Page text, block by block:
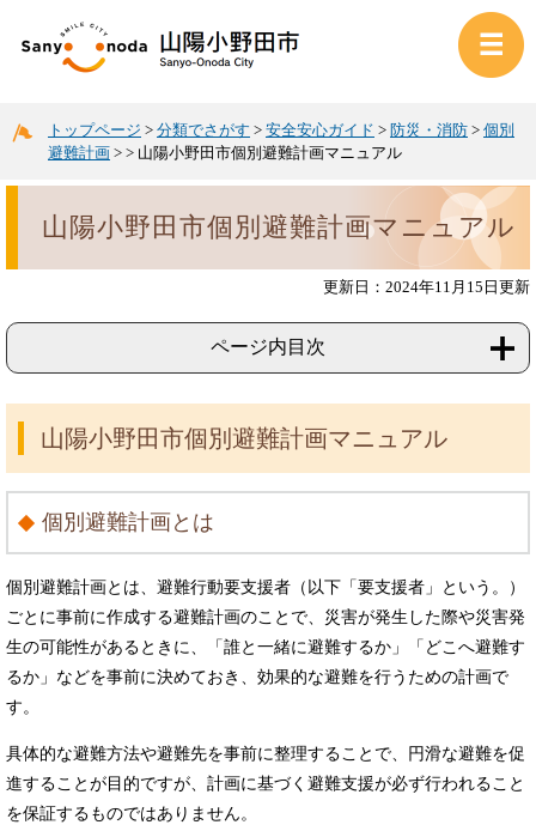
トップページ > 分類でさがす > 安全安心ガイド > 防災・消防 > 個別
避難計画 > > 山陽小野田市個別避難計画マニュアル
山陽小野田市個別避難計画マニュアル
更新日：2024年11月15日更新
ページ内目次
山陽小野田市個別避難計画マニュアル
個別避難計画とは
個別避難計画とは、避難行動要支援者（以下「要支援者」という。）
ごとに事前に作成する避難計画のことで、災害が発生した際や災害発
生の可能性があるときに、「誰と一緒に避難するか」「どこへ避難す
るか」などを事前に決めておき、効果的な避難を行うための計画で
す。
具体的な避難方法や避難先を事前に整理することで、円滑な避難を促
進することが目的ですが、計画に基づく避難支援が必ず行われること
を保証するものではありません。